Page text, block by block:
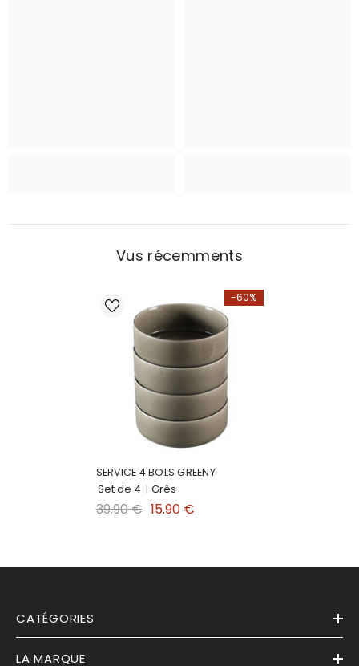
Vus récemments
-60%
SERVICE 4 BOLS GREENY
Set de 4 | Grès
39.90 € 15.90 €
CATÉGORIES
LA MARQUE